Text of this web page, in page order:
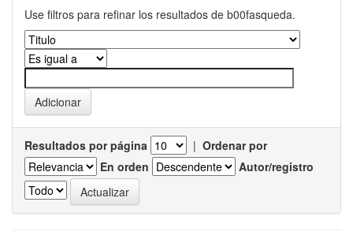
Use filtros para refinar los resultados de b00fasqueda.
Resultados por página | Ordenar por
En orden
Autor/registro